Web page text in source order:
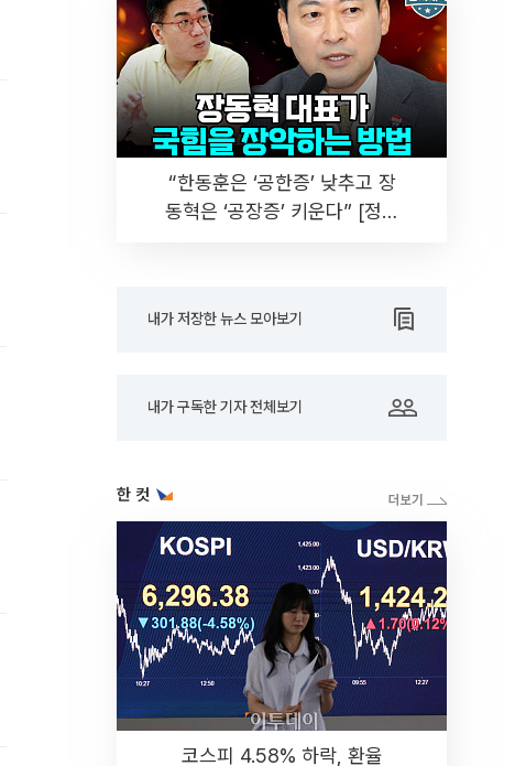
“한동훈은 ‘공한증’ 낮추고 장
동혁은 ‘공장증’ 키운다” [정치
내가 저장한 뉴스 모아보기
내가 구독한 기자 전체보기
한 컷
코스피 4.58% 하락, 환율